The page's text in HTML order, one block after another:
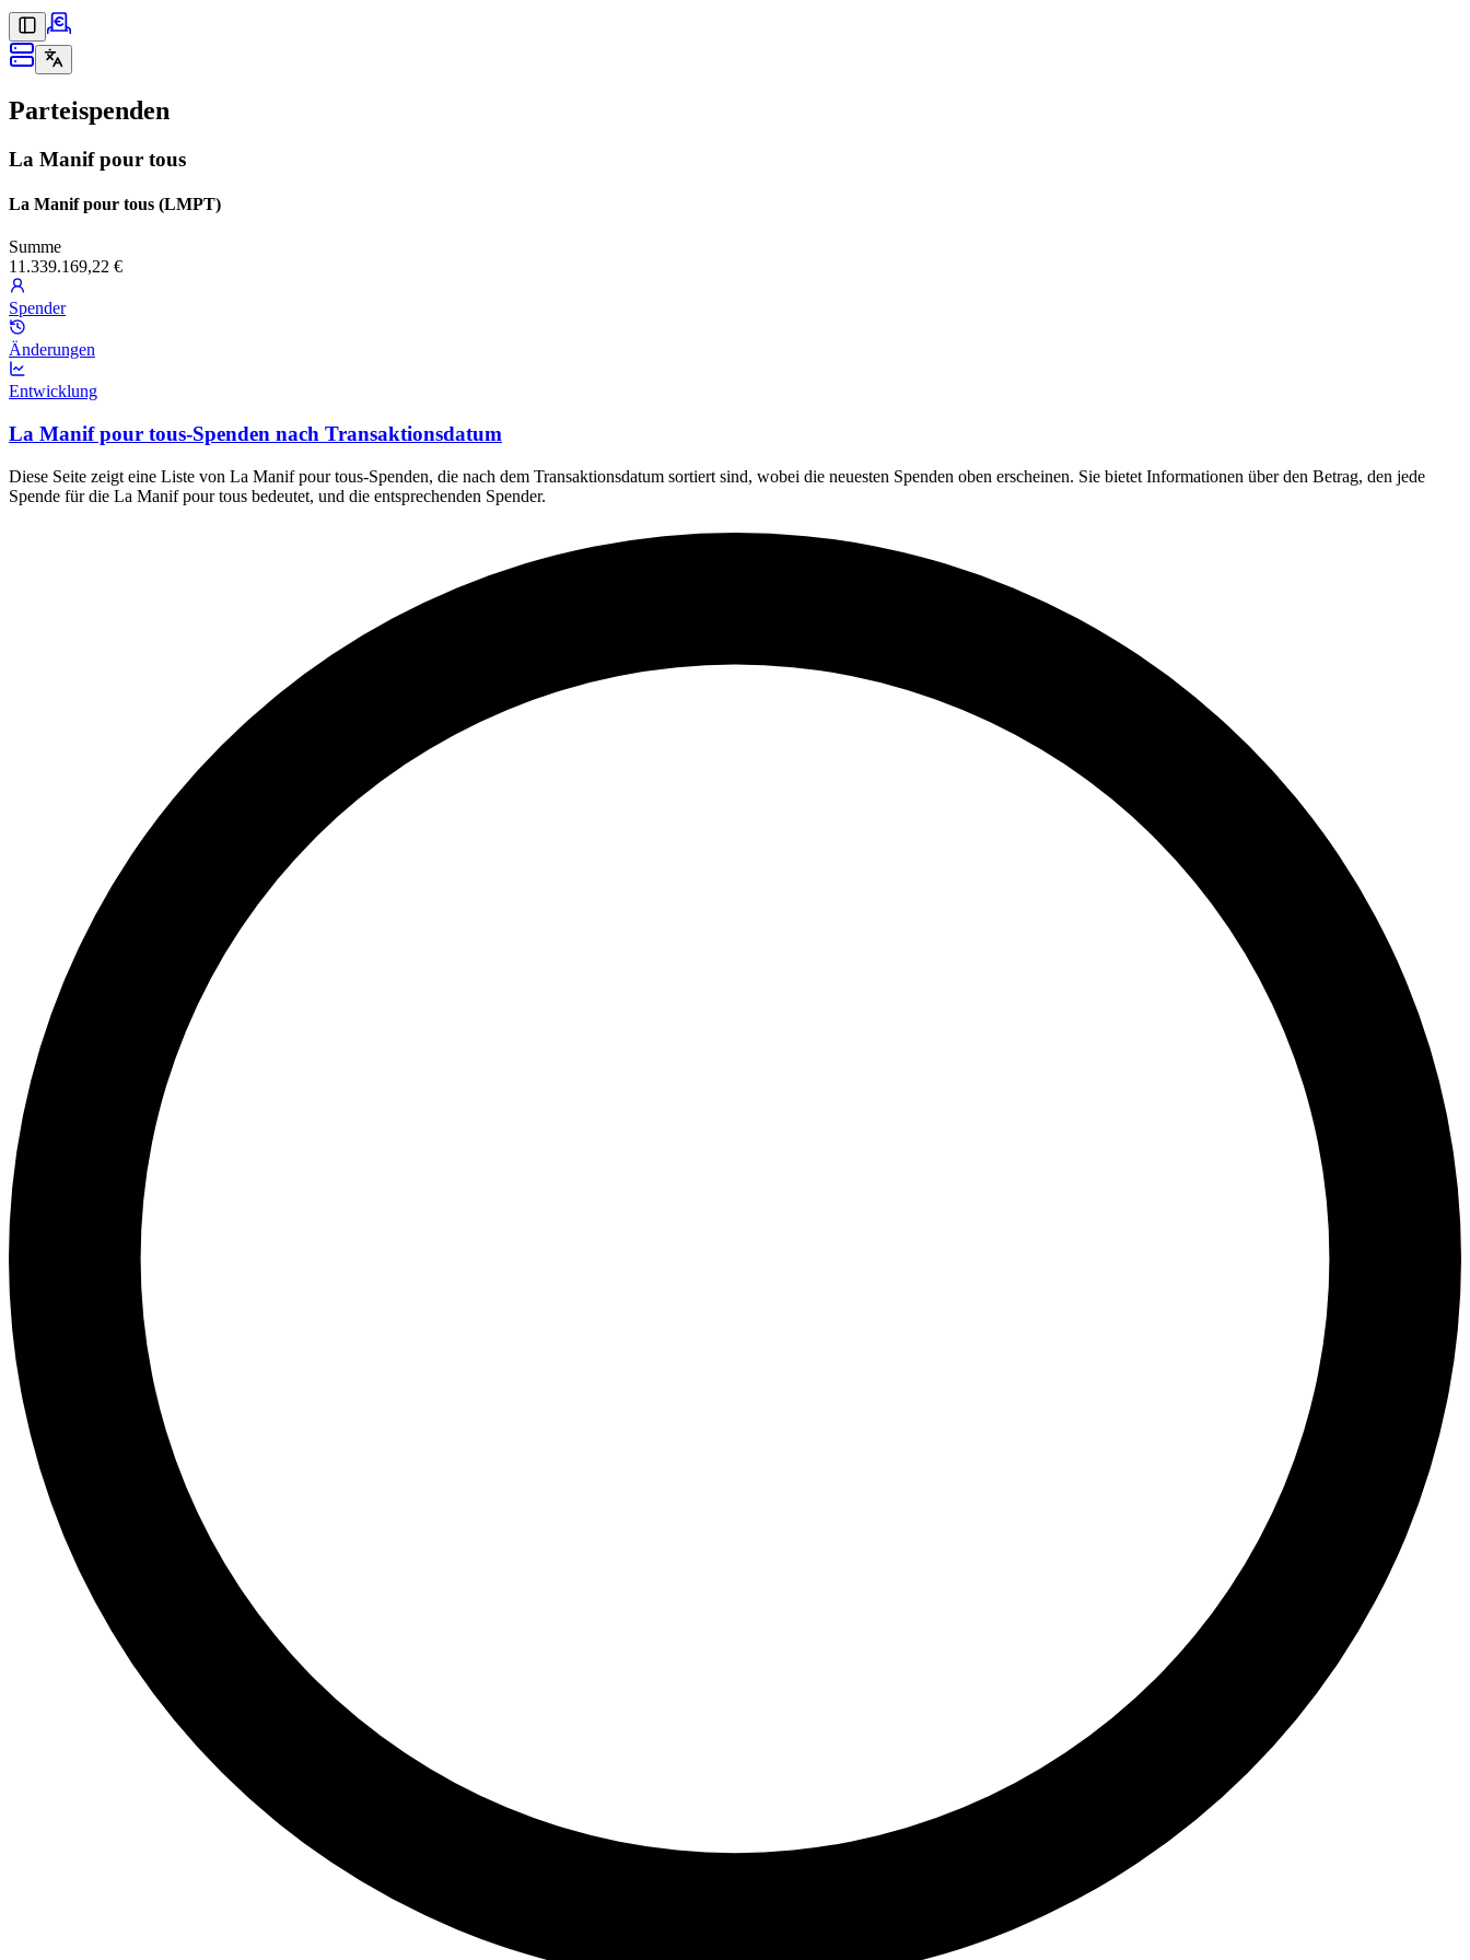
Parteispenden
La Manif pour tous
La Manif pour tous (LMPT)
Summe
11.339.169,22 €
Spender
Änderungen
Entwicklung
La Manif pour tous-Spenden nach Transaktionsdatum
Diese Seite zeigt eine Liste von La Manif pour tous-Spenden, die nach dem Transaktionsdatum sortiert sind, wobei die neuesten Spenden oben erscheinen. Sie bietet Informationen über den Betrag, den jede
Spende für die La Manif pour tous bedeutet, und die entsprechenden Spender.